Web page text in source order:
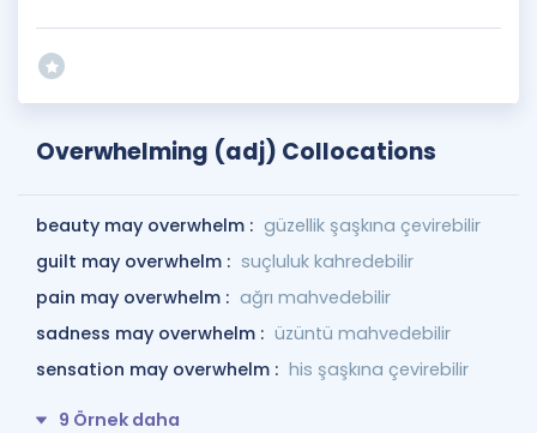
Overwhelming (adj) Collocations
beauty may overwhelm : güzellik şaşkına çevirebilir
guilt may overwhelm : suçluluk kahredebilir
pain may overwhelm : ağrı mahvedebilir
sadness may overwhelm : üzüntü mahvedebilir
sensation may overwhelm : his şaşkına çevirebilir
9 Örnek daha